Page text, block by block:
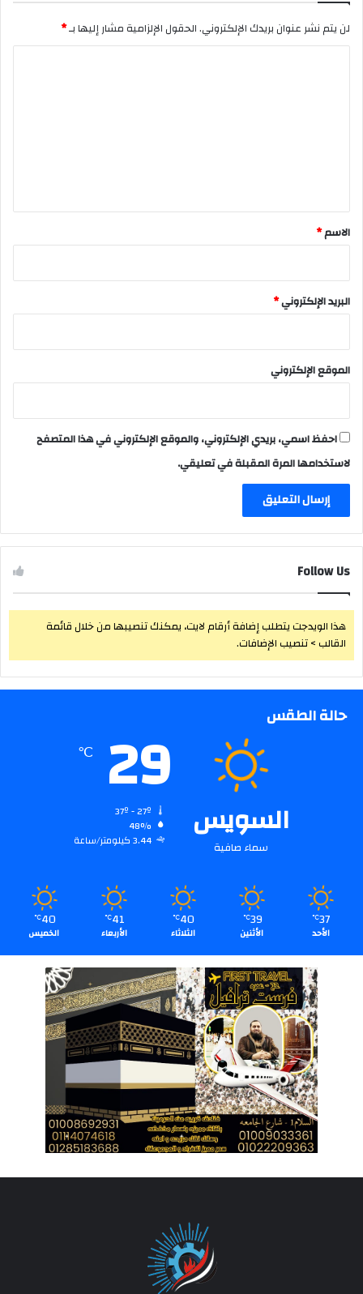
لن يتم نشر عنوان بريدك الإلكتروني.الحقول الإلزامية مشار إليها بـ*
*
الاسم*
البريد الإلكتروني*
الموقع الإلكتروني
احفظ اسمي، بريدي الإلكتروني، والموقع الإلكتروني في هذا المتصفح
لاستخدامها المرة المقبلة في تعليقي.
Follow Us
هذا الويدجت يتطلب إضافة أرقام لايت، يمكنك تنصيبها من خلال قائمة
القالب > تنصيب الإضافات.
حالة الطقس
السويس
سماء صافية
29
℃
48%
3.44 كيلومتر/ساعة
37
℃
الأحد
39
℃
الأثنين
40
℃
الثلاثاء
41
℃
الأربعاء
40
℃
الخميس